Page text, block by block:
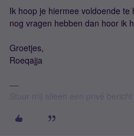
Ik hoop je hiermee voldoende
nog vragen hebben dan hoor ik
Groetjes,
Roeqajja